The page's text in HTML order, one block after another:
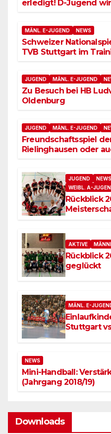
erledigt! D-Jugend
MÄNL. E-JUGEND NEWS
Schweizer
TVB Stuttgart im
JUGEND MÄNL. E-JUGEND
Zu Besuch bei HB
Oldenburg
JUGEND MÄNL. E-JUGEND
Freundschaftsspiel
Rielinghausen oder
JUGEND NEWS
WEIBL. A-
Rückblick
AKTIVE
Rückblick
geglückt
MÄNL. E-
Stuttgart
NEWS
Mini-Handball:
(Jahrgang 2018/19)
Downloads